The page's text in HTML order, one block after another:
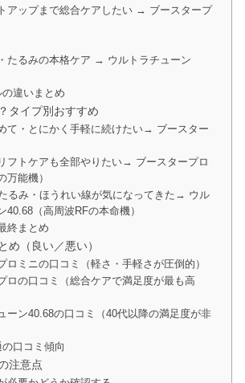
アップまで総合ケアしたい → ブースタープ
たるみの本格ケア → ウルトラチューン
違いまとめ
タイプ別おすすめ
て・とにかく手軽に続けたい→ ブースター
フトケアも全部やりたい→ ブースタープロ
万能機）
るみ・ほうれい線が気になってきた→ ウル
40.68（高周波RFの本命機）
終まとめ
め（良い／悪い）
ロミニの口コミ（軽さ・手軽さが圧倒的）
ロの口コミ（総合ケアで満足度が最も高
ーン40.68の口コミ（40代以降の満足度が非
口コミ傾向
注意点